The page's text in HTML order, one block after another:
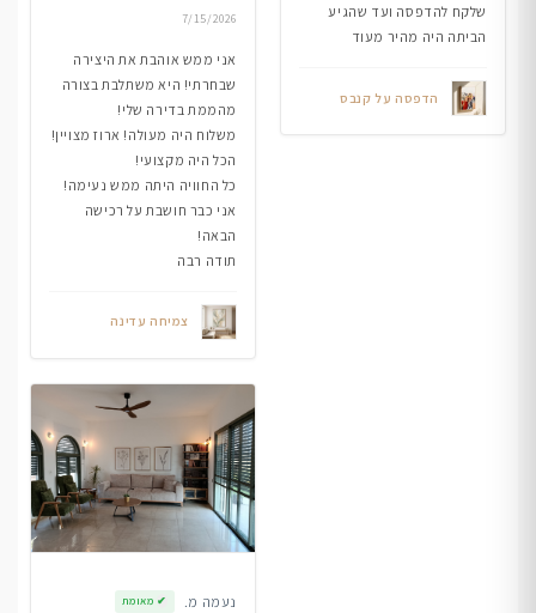
שלקח להדפסה ועד שהגיע
הביתה היה מהיר מעוד
הדפסה על קנבס
7/15/2026
אני ממש אוהבת את היצירה
שבחרתי! היא משתלבת בצורה
מהממת בדירה שלי!
משלוח היה מעולה! ארוז מצויין!
הכל היה מקצועי!
כל החוויה היתה ממש נעימה!
אני כבר חושבת על רכישה
הבאה!
תודה רבה
צמיחה עדינה
נעמה מ. ✔ מאומת